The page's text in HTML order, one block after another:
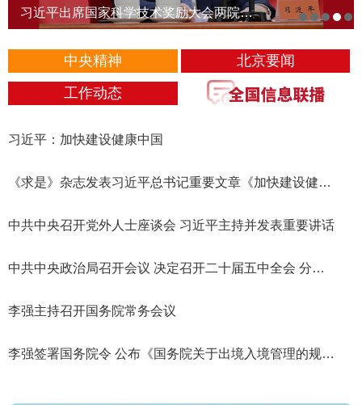
习近平出席国家科学技术奖励大会两院院士大会中国科协第十一次全国代表大会并发表重要...
中央精神
北京要闻
工作动态
习近平：加快建设健康中国
《求是》杂志发表习近平总书记重要文章《加快建设健康中国》
中共中央召开党外人士座谈会 习近平主持并发表重要讲话
中共中央政治局召开会议 决定召开二十届五中全会 分析研究当前经济形势和经济工作 中共中央总书记习近平主持会议
李强主持召开国务院常务会议
李强签署国务院令 公布《国务院关于出境入境管理的规定》